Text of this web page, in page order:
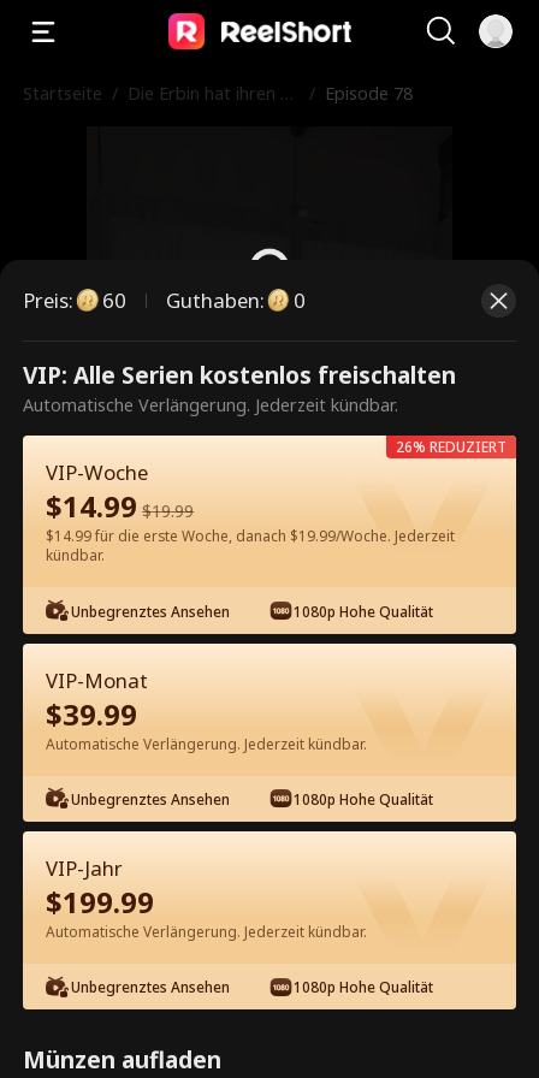
Startseite / Die Erbin hat ihren M
/ Episode 78
Dies ist eine kostenpflichtige
Episode. Bitte entsperren, um
60 Jetzt entsperren
Kostenlos in der App ansehen
Episode 78 - Die Erbin hat ihren
Mann auf die schwarze Liste gesetzt
Kompletter Film
1-50 51-85
78 79 80 81 82
Preis: 60 Guthaben: 0
VIP: Alle Serien kostenlos freischalten
Automatische Verlängerung. Jederzeit kündbar.
VIP-Woche
$14.99 $19.99
$14.99 für die erste Woche, danach $19.99/Woche. Jederzeit
kündbar.
Unbegrenztes Ansehen 1080p Hohe Qualität
26% REDUZIERT
VIP-Monat
$39.99
Automatische Verlängerung. Jederzeit kündbar.
Unbegrenztes Ansehen 1080p Hohe Qualität
VIP-Jahr
$199.99
Automatische Verlängerung. Jederzeit kündbar.
Unbegrenztes Ansehen 1080p Hohe Qualität
Münzen aufladen